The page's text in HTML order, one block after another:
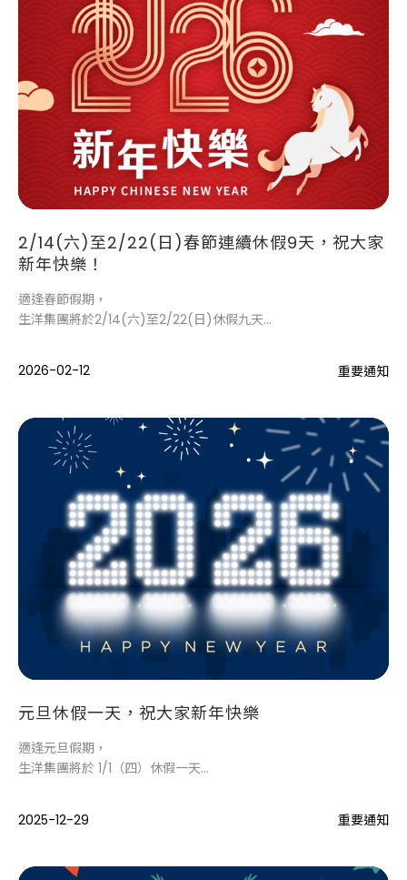
2/14(六)至2/22(日)春節連續休假9天，祝大家
新年快樂！
適逢春節假期，
生洋集團將於2/14(六)至2/22(日)休假九天，
2026-02-12
重要通知
元旦休假一天，祝大家新年快樂
適逢元旦假期，
生洋集團將於 1/1（四）休假一天，
2025-12-29
重要通知